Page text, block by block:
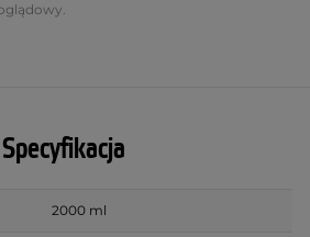
Specyfikacja
2000 ml